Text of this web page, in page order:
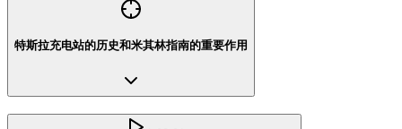
特斯拉充电站的历史和米其林指南的重要作用